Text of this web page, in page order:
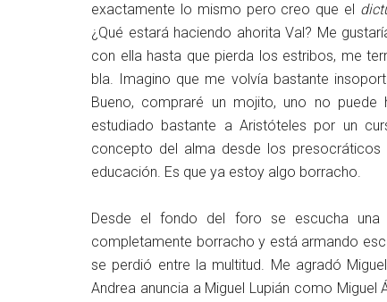
exactamente lo mismo pero creo que el
¿Qué estará haciendo ahorita Val? Me
con ella hasta que pierda los estribos, me
bla. Imagino que me volvía bastante
Bueno, compraré un mojito, uno no
estudiado bastante a Aristóteles por un
concepto del alma desde los
educación. Es que ya estoy algo borracho.
Desde el fondo del foro se escucha una
completamente borracho y está armando
se perdió entre la multitud. Me agradó
Andrea anuncia a Miguel Lupián como Miguel